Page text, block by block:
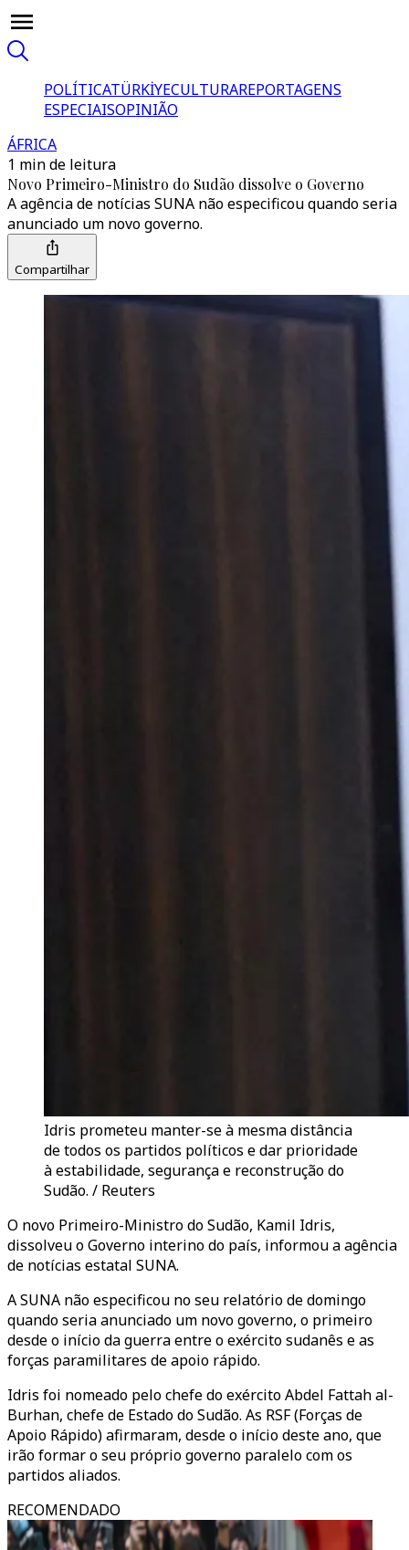
POLÍTICATÜRKİYECULTURAREPORTAGENS
ESPECIAISOPINIÃO
ÁFRICA
1 min de leitura
Novo Primeiro-Ministro do Sudão dissolve o Governo
A agência de notícias SUNA não especificou quando seria
anunciado um novo governo.
Compartilhar
Idris prometeu manter-se à mesma distância
de todos os partidos políticos e dar prioridade
à estabilidade, segurança e reconstrução do
Sudão. / Reuters
O novo Primeiro-Ministro do Sudão, Kamil Idris,
dissolveu o Governo interino do país, informou a agência
de notícias estatal SUNA.
A SUNA não especificou no seu relatório de domingo
quando seria anunciado um novo governo, o primeiro
desde o início da guerra entre o exército sudanês e as
forças paramilitares de apoio rápido.
Idris foi nomeado pelo chefe do exército Abdel Fattah al-
Burhan, chefe de Estado do Sudão. As RSF (Forças de
Apoio Rápido) afirmaram, desde o início deste ano, que
irão formar o seu próprio governo paralelo com os
partidos aliados.
RECOMENDADO